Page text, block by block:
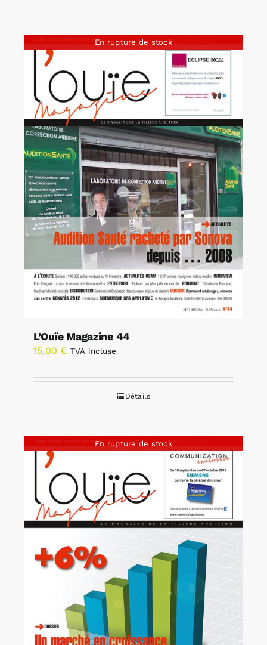
En rupture de stock
L’Ouïe Magazine 44
15,00 € TVA incluse
Détails
En rupture de stock